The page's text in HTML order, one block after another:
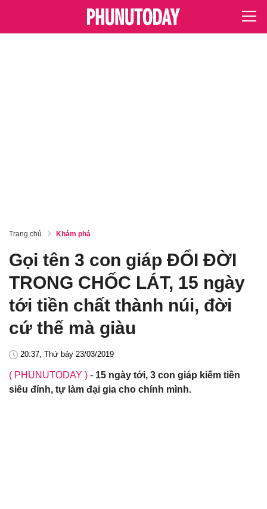
Trang chủ Khám phá
Gọi tên 3 con giáp ĐỔI ĐỜI
TRONG CHỐC LÁT, 15 ngày
tới tiền chất thành núi, đời
cứ thế mà giàu
20:37, Thứ bảy 23/03/2019
( PHUNUTODAY ) - 15 ngày tới, 3 con giáp kiếm tiền
siêu đỉnh, tự làm đại gia cho chính mình.